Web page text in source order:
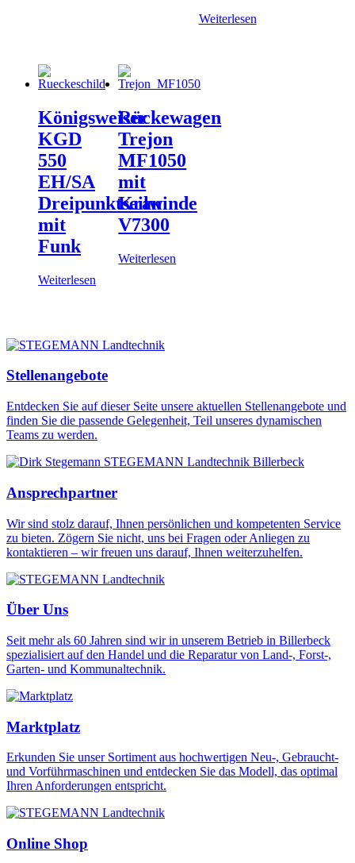
Weiterlesen
Königsweiser
KGD
550
EH/SA
Dreipunktseilwinde
mit
Funk
Weiterlesen
Rückewagen
Trejon
MF1050
mit
Kran
V7300
Weiterlesen
Stellenangebote
Entdecken Sie auf dieser Seite unsere aktuellen Stellenangebote und
finden Sie die passende Gelegenheit, Teil unseres dynamischen
Teams zu werden.
Ansprechpartner
Wir sind stolz darauf, Ihnen persönlichen und kompetenten Service
zu bieten. Zögern Sie nicht, uns bei Fragen oder Anliegen zu
kontaktieren – wir freuen uns darauf, Ihnen weiterzuhelfen.
Über Uns
Seit mehr als 60 Jahren sind wir in unserem Betrieb in Billerbeck
spezialisiert auf den Handel und die Reparatur von Land-, Forst-,
Garten- und Kommunaltechnik.
Marktplatz
Erkunden Sie unser Sortiment aus hochwertigen Neu-, Gebraucht-
und Vorführmaschinen und entdecken Sie das Modell, das optimal
Ihren Anforderungen entspricht.
Online Shop